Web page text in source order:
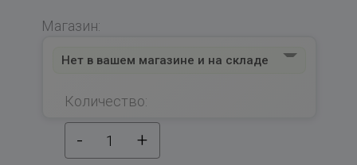
Магазин:
Нет в вашем магазине и на складе
Количество:
- 1 +